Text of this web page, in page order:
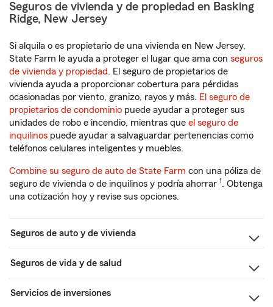
Seguros de vivienda y de propiedad en Basking
Ridge, New Jersey
Si alquila o es propietario de una vivienda en New Jersey,
State Farm le ayuda a proteger el lugar que ama con seguros
de vivienda y propiedad. El seguro de propietarios de
vivienda ayuda a proporcionar cobertura para pérdidas
ocasionadas por viento, granizo, rayos y más. El seguro de
propietarios de condominio puede ayudar a proteger sus
unidades de robo e incendio, mientras que el seguro de
inquilinos puede ayudar a salvaguardar pertenencias como
teléfonos celulares inteligentes y muebles.
Combine su seguro de auto de State Farm con una póliza de
seguro de vivienda o de inquilinos y podría ahorrar 1. Obtenga
una cotización hoy y revise sus opciones.
Seguros de auto y de vivienda
Seguros de vida y de salud
Servicios de inversiones